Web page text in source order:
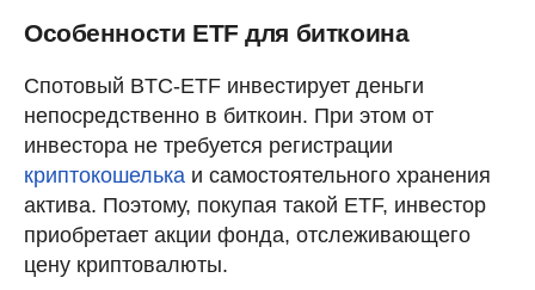
Особенности ETF для биткоина
Спотовый BTC-ETF инвестирует деньги
непосредственно в биткоин. При этом от
инвестора не требуется регистрации
криптокошелька и самостоятельного хранения
актива. Поэтому, покупая такой ETF, инвестор
приобретает акции фонда, отслеживающего
цену криптовалюты.